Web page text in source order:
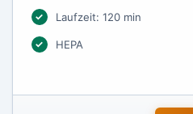
Laufzeit: 120 min
HEPA